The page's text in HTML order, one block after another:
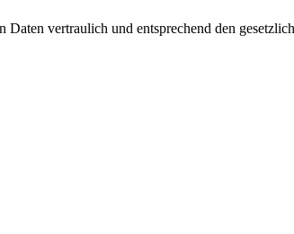
vertraulich und entsprechend den